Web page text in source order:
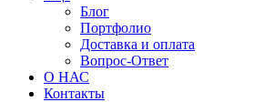
Блог
Портфолио
Доставка и оплата
Вопрос-Ответ
О НАС
Контакты